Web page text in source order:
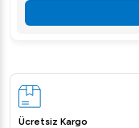
Ücretsiz Kargo